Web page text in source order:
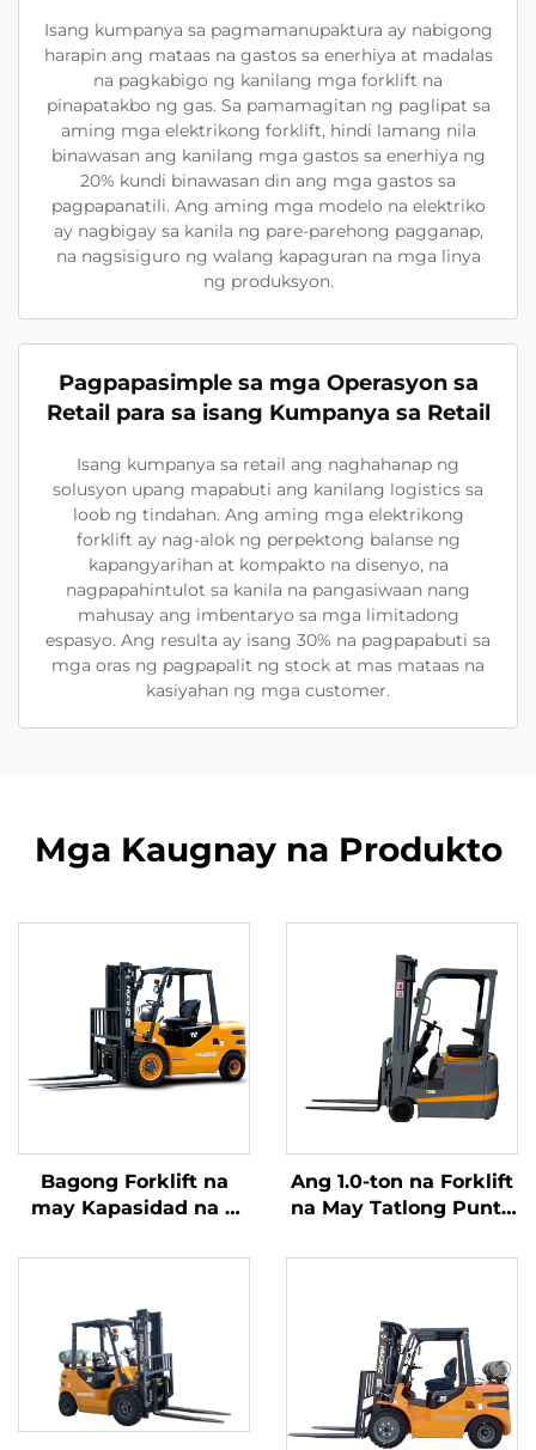
Isang kumpanya sa pagmamanupaktura ay nabigong
harapin ang mataas na gastos sa enerhiya at madalas
na pagkabigo ng kanilang mga forklift na
pinapatakbo ng gas. Sa pamamagitan ng paglipat sa
aming mga elektrikong forklift, hindi lamang nila
binawasan ang kanilang mga gastos sa enerhiya ng
20% kundi binawasan din ang mga gastos sa
pagpapanatili. Ang aming mga modelo na elektriko
ay nagbigay sa kanila ng pare-parehong pagganap,
na nagsisiguro ng walang kapaguran na mga linya
ng produksyon.
Pagpapasimple sa mga Operasyon sa
Retail para sa isang Kumpanya sa Retail
Isang kumpanya sa retail ang naghahanap ng
solusyon upang mapabuti ang kanilang logistics sa
loob ng tindahan. Ang aming mga elektrikong
forklift ay nag-alok ng perpektong balanse ng
kapangyarihan at kompakto na disenyo, na
nagpapahintulot sa kanila na pangasiwaan nang
mahusay ang imbentaryo sa mga limitadong
espasyo. Ang resulta ay isang 30% na pagpapabuti sa
mga oras ng pagpapalit ng stock at mas mataas na
kasiyahan ng mga customer.
Mga Kaugnay na Produkto
Bagong Forklift na
may Kapasidad na 4
kumukuha ng
diesel, na may mataas
na kalidad na Hapones
na motor ng ISUZU
Ang 1.0-ton na Forklift
na May Tatlong Punto
Battery at May
may Makatwirang
Presyo